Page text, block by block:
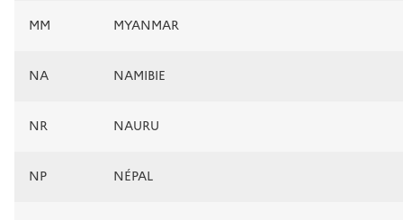
MM MYANMAR
NA NAMIBIE
NR NAURU
NP NÉPAL